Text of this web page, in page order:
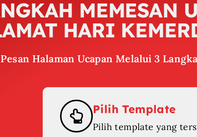
MEMESAN
HARI
Pesan Halaman Ucapan Melalui 3
Pilih Template
Pilih template yang